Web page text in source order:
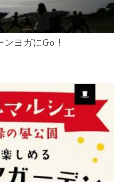
ヨガにGo！